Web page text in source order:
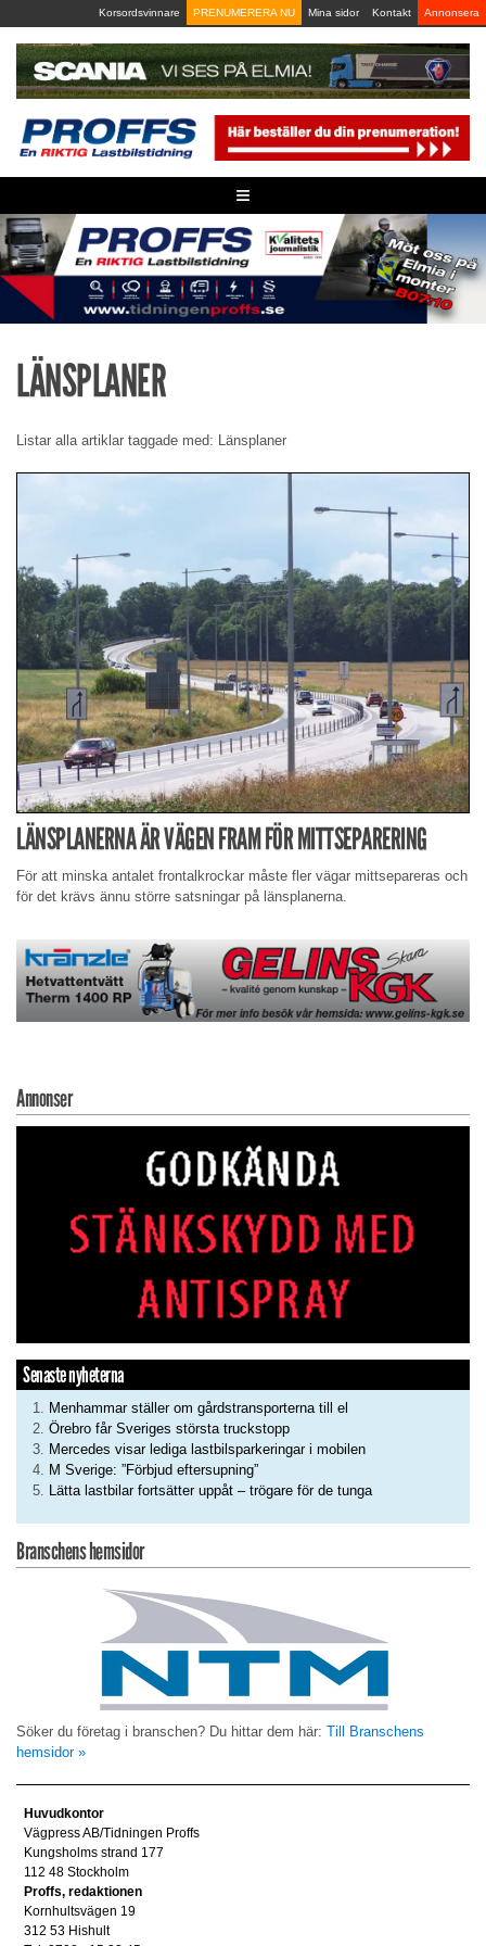
to
content
Korsordsvinnare PRENUMERERA NU Mina sidor Kontakt Annonsera
≡
LÄNSPLANER
Listar alla artiklar taggade med: Länsplaner
LÄNSPLANERNA ÄR VÄGEN FRAM FÖR MITTSEPARERING
För att minska antalet frontalkrockar måste fler vägar mittsepareras och
för det krävs ännu större satsningar på länsplanerna.
Annonser
Senaste nyheterna
Menhammar ställer om gårdstransporterna till el
Örebro får Sveriges största truckstopp
Mercedes visar lediga lastbilsparkeringar i mobilen
M Sverige: ”Förbjud eftersupning”
Lätta lastbilar fortsätter uppåt – trögare för de tunga
Branschens hemsidor
Söker du företag i branschen? Du hittar dem här: Till Branschens
hemsidor »
Huvudkontor
Vägpress AB/Tidningen Proffs
Kungsholms strand 177
112 48 Stockholm
Proffs, redaktionen
Kornhultsvägen 19
312 53 Hishult